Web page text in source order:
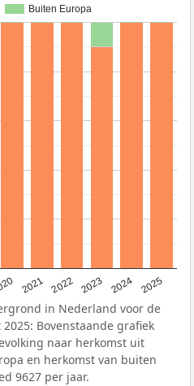
Buiten Europa
2021 2022 2023 2024 2025
in Nederland voor de
Bovenstaande grafiek
naar herkomst uit
en herkomst van buiten
9627 per jaar.